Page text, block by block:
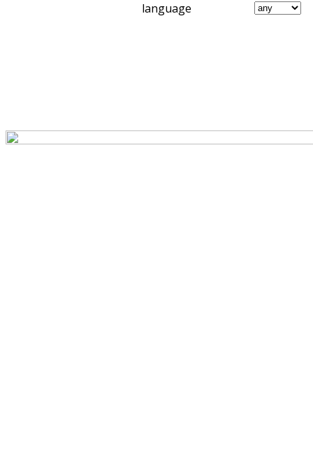
language